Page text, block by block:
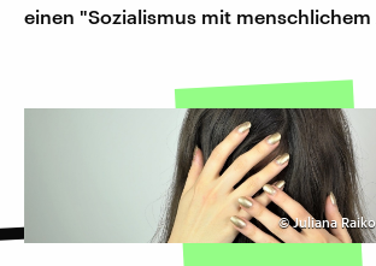
einen "Sozialismus mit
©Juliana